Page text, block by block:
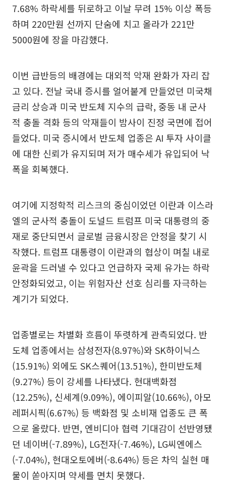
7.68% 하락세를 뒤로하고 이날 무려 15% 이상 폭등
하며 220만원 선까지 단숨에 치고 올라가 221만
5000원에 장을 마감했다.
이번 급반등의 배경에는 대외적 악재 완화가 자리 잡
고 있다. 전날 국내 증시를 얼어붙게 만들었던 미국채
금리 상승과 미국 반도체 지수의 급락, 중동 내 군사
적 충돌 격화 등의 악재들이 밤사이 진정 국면에 접어
들었다. 미국 증시에서 반도체 업종은 AI 투자 사이클
에 대한 신뢰가 유지되며 저가 매수세가 유입되어 낙
폭을 회복했다.
여기에 지정학적 리스크의 중심이었던 이란과 이스라
엘의 군사적 충돌이 도널드 트럼프 미국 대통령의 중
재로 중단되면서 글로벌 금융시장은 안정을 찾기 시
작했다. 트럼프 대통령이 이란과의 협상이 며칠 내로
윤곽을 드러낼 수 있다고 언급하자 국제 유가는 하락
안정화되었고, 이는 위험자산 선호 심리를 자극하는
계기가 되었다.
업종별로는 차별화 흐름이 뚜렷하게 관측되었다. 반
도체 업종에서는 삼성전자(8.97%)와 SK하이닉스
(15.91%) 외에도 SK스퀘어(13.51%), 한미반도체
(9.27%) 등이 강세를 나타냈다. 현대백화점
(12.25%), 신세계(9.09%), 에이피알(10.66%), 아모
레퍼시픽(6.67%) 등 백화점 및 소비재 업종도 큰 폭
으로 올랐다. 반면, 엔비디아 협력 기대감이 선반영됐
던 네이버(-7.89%), LG전자(-7.46%), LG씨엔에스
(-7.04%), 현대오토에버(-8.64%) 등은 차익 실현 매
물이 쏟아지며 약세를 면치 못했다.